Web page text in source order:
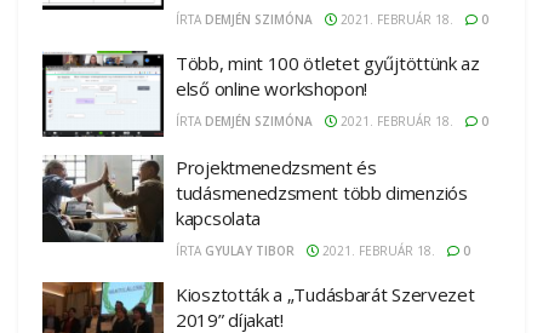
ÍRTA DEMJÉN SZIMÓNA 2021. FEBRUÁR 18. 0
Több, mint 100 ötletet gyűjtöttünk az
első online workshopon!
ÍRTA DEMJÉN SZIMÓNA 2021. FEBRUÁR 18. 0
Projektmenedzsment és
tudásmenedzsment több dimenziós
kapcsolata
ÍRTA GYULAY TIBOR 2021. FEBRUÁR 18. 0
Kiosztották a „Tudásbarát Szervezet
2019” díjakat!